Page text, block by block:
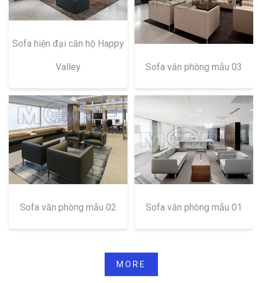
Sofa hiện đại căn hộ Happy
Valley Sofa văn phòng mẫu 03
Sofa văn phòng mẫu 02 Sofa văn phòng mẫu 01
MORE